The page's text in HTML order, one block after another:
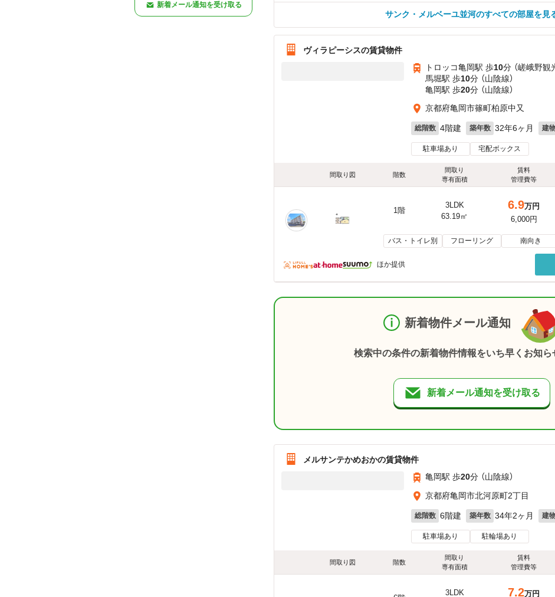
新着メール通知を受け取る
サンク・メルベーユ並河のすべての部屋を見
ヴィラピーシスの賃貸物件
トロッコ亀岡駅 歩10分 （嵯峨野観
馬堀駅 歩10分 （山陰線）
亀岡駅 歩20分 （山陰線）
京都府亀岡市篠町柏原中又
総階数 4階建 築年数 32年6ヶ月 建
駐車場あり 宅配ボックス
間取り図 階数
間取り
専有面積
賃料
管理費等
1階
3LDK
63.19㎡
6.9万円
6,000円
バス・トイレ別 フローリング 南向き
ほか提供
新着物件メール通知
検索中の条件の新着物件情報をいち早くお知ら
新着メール通知を受け取る
メルサンテかめおかの賃貸物件
亀岡駅 歩20分 （山陰線）
京都府亀岡市北河原町2丁目
総階数 6階建 築年数 34年2ヶ月 建
駐車場あり 駐輪場あり
間取り図 階数
間取り
専有面積
賃料
管理費等
3LDK 7.2万円